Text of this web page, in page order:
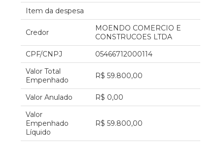
Item da despesa
Credor
MOENDO COMERCIO E
CONSTRUCOES LTDA
CPF/CNPJ
05466712000114
Valor Total
Empenhado
R$ 59.800,00
Valor Anulado
R$ 0,00
Valor
Empenhado
Líquido
R$ 59.800,00